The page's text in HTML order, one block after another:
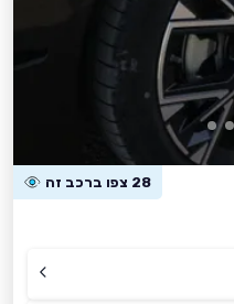
28 צפו ברכב זה